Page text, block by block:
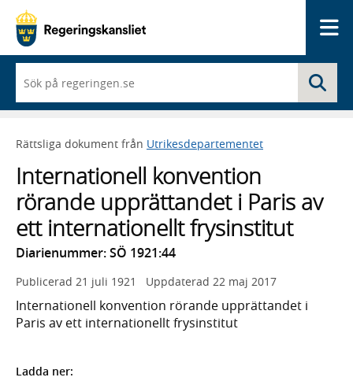
du
börjar
skriva
framträder
lista
med
sökförslag
Rättsliga dokument från Utrikesdepartementet
Internationell konvention
rörande upprättandet i Paris av
ett internationellt frysinstitut
Diarienummer: SÖ 1921:44
Publicerad 21 juli 1921 Uppdaterad 22 maj 2017
Internationell konvention rörande upprättandet i
Paris av ett internationellt frysinstitut
Ladda ner: